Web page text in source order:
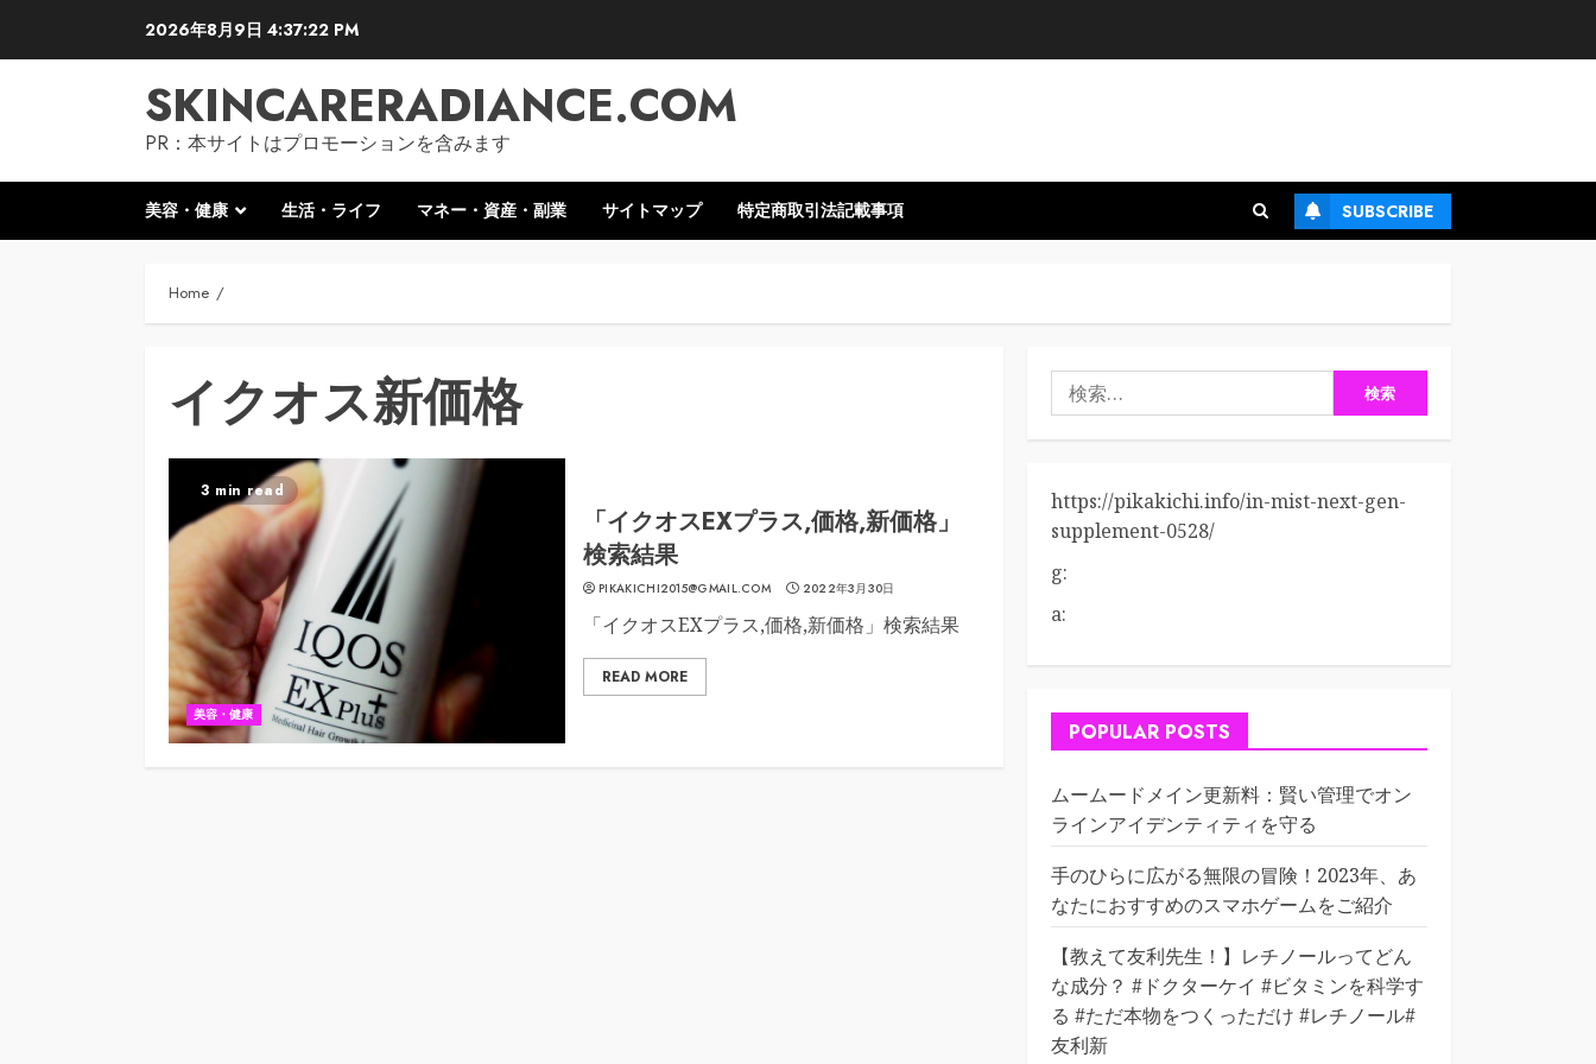
2026年8月9日 4:37:23 PM
SKINCARERADIANCE.COM
PR：本サイトはプロモーションを含みます
美容・健康 生活・ライフ マネー・資産・副業 サイトマップ 特定商取引法記載事項 SUBSCRIBE
Home
イクオス新価格
3 min read
美容・健康
「イクオスEXプラス,価格,新価格」
検索結果
PIKAKICHI2015@GMAIL.COM 2022年3月30日
「イクオスEXプラス,価格,新価格」検索結果
READ MORE
検
索:
https://pikakichi.info/in-mist-next-gen-
supplement-0528/
g:
a:
POPULAR POSTS
ムームードメイン更新料：賢い管理でオン
ラインアイデンティティを守る
手のひらに広がる無限の冒険！2023年、あ
なたにおすすめのスマホゲームをご紹介
【教えて友利先生！】レチノールってどん
な成分？ #ドクターケイ #ビタミンを科学す
る #ただ本物をつくっただけ #レチノール#
友利新